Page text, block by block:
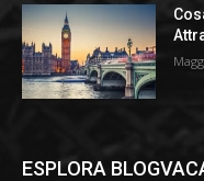
ESPLORA